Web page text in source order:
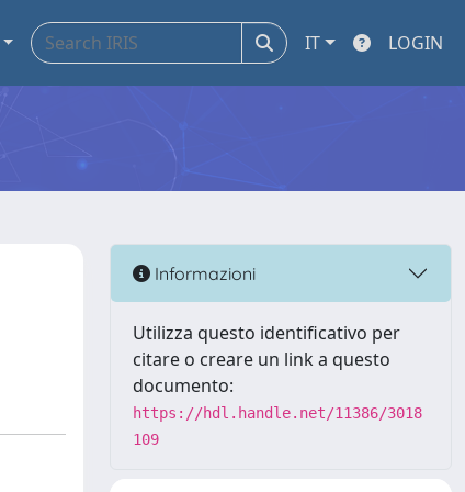
IT LOGIN
Informazioni
Utilizza questo identificativo per
citare o creare un link a questo
documento:
https://hdl.handle.net/11386/3018
109